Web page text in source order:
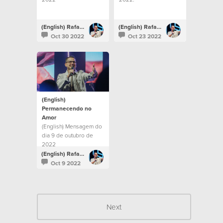
(English) Rafael Bitencourt
Oct 30 2022
(English) Rafael Bitencourt
Oct 23 2022
(English)
Permanecendo no
Amor
(English) Mensagem do
dia 9 de outubro de
2022
(English) Rafael Bitencourt
Oct 9 2022
Next